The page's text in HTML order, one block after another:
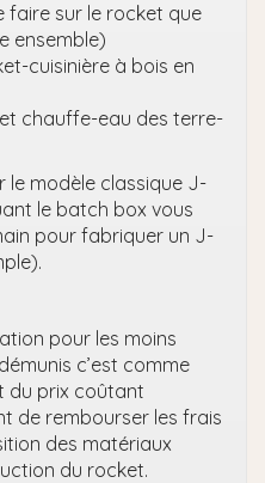
faire sur le rocket que
ensemble)
cuisinière à bois en
chauffe-eau des terre-
le modèle classique J-
le batch box vous
pour fabriquer un J-
pour les moins
c’est comme
du prix coûtant
de rembourser les frais
des matériaux
du rocket.